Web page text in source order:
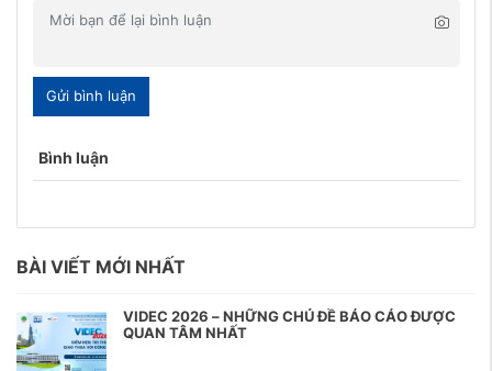
Gửi bình luận
Bình luận
BÀI VIẾT MỚI NHẤT
VIDEC 2026 – NHỮNG CHỦ ĐỀ BÁO CÁO ĐƯỢC
QUAN TÂM NHẤT